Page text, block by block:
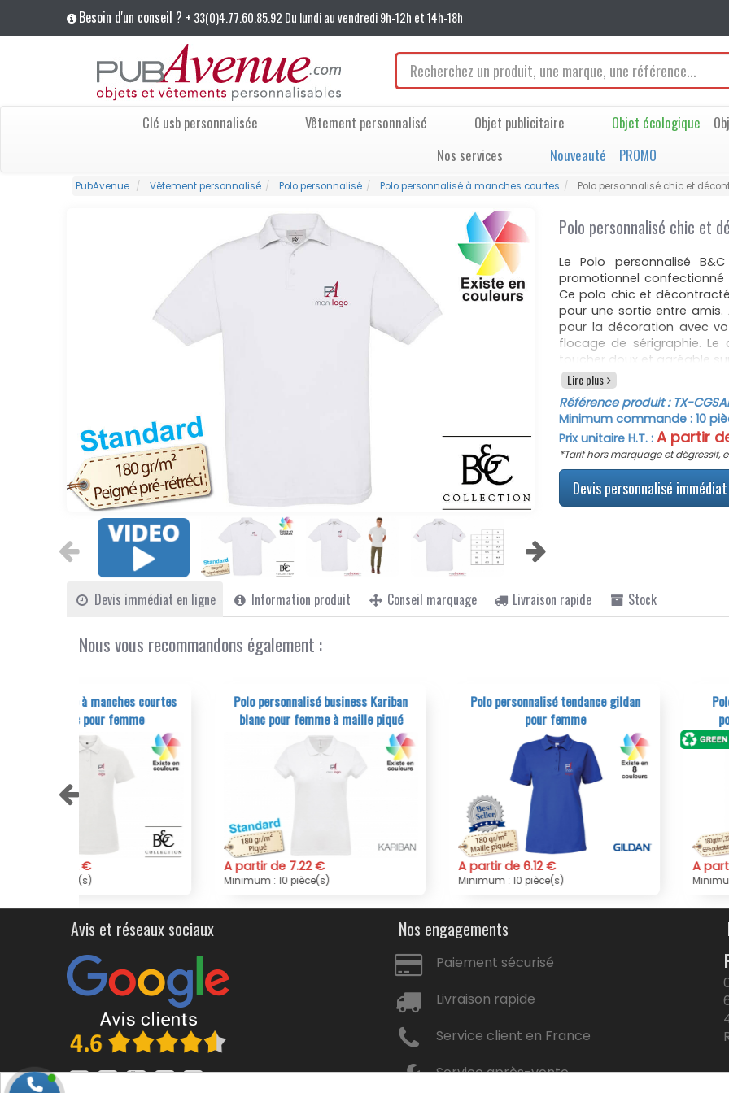
Besoin d'un conseil ? + 33(0)4.77.60.85.92 Du lundi au vendredi 9h-12h et 14h-18h
Clé usb personnalisée Vêtement personnalisé Objet publicitaire Objet écologique
Nos services
Nouveauté PROMO
PubAvenue Vêtement personnalisé Polo personnalisé Polo personnalisé à manches courtes Polo personnalisé chic et
Polo personnalisé chic et
Le Polo personnalisé
promotionnel confectionné
Ce polo chic et
pour une sortie entre
pour la décoration avec
flocage de sérigraphie.
toucher doux et agréable
Le col et les bords de
de finesse à ce vêtement.
personnalisé est un choix
cadeau publicitaire
avec un jean ou un
personnalisable est
s'adapter à toutes les
Ce polo publicitaire
Lire plus
Référence produit : TX-
Minimum commande : 10
Prix unitaire H.T. : A partir
*Tarif hors marquage et dégressif,
Devis personnalisé
Devis immédiat en ligne Information produit Conseil marquage Livraison rapide Stock
Nous vous recommandons également :
Polo personnalisé business Kariban
blanc pour femme à maille piqué
Polo personnalisé tendance gildan
pour femme
Polo personnalisé bio
polyester coton pour
Avis et réseaux sociaux Nos engagements
Paiement sécurisé
Livraison rapide
Service client en France
Service après-vente